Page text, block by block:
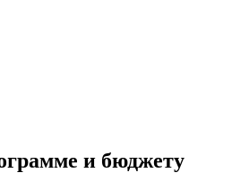
и бюджету